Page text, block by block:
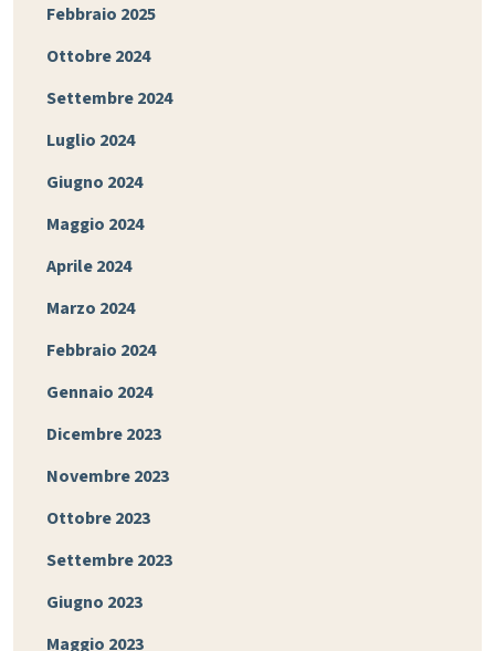
Febbraio 2025
Ottobre 2024
Settembre 2024
Luglio 2024
Giugno 2024
Maggio 2024
Aprile 2024
Marzo 2024
Febbraio 2024
Gennaio 2024
Dicembre 2023
Novembre 2023
Ottobre 2023
Settembre 2023
Giugno 2023
Maggio 2023